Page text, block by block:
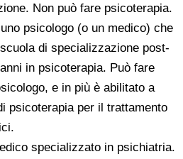
Non può fare psicoterapia.
psicologo (o un medico) che
di specializzazione post-
in psicoterapia. Può fare
e in più è abilitato a
psicoterapia per il trattamento
specializzato in psichiatria.